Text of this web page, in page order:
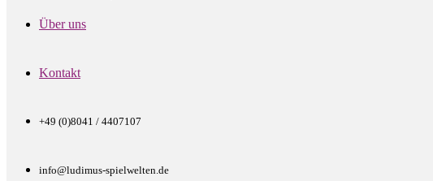
Über uns
Kontakt
+49 (0)8041 / 4407107
info@ludimus-spielwelten.de